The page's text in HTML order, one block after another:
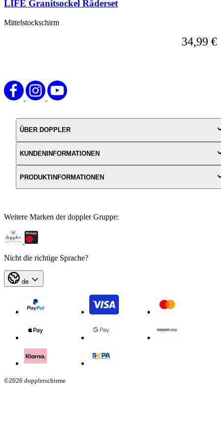
Navigation
die
LIFE Granitsockel Räderset
Mittelstockschirm
34,99 €
ÜBER DOPPLER
KUNDENINFORMATIONEN
PRODUKTINFORMATIONEN
Weitere Marken der doppler Gruppe:
Nicht die richtige Sprache?
de
©2026 dopplerschirme